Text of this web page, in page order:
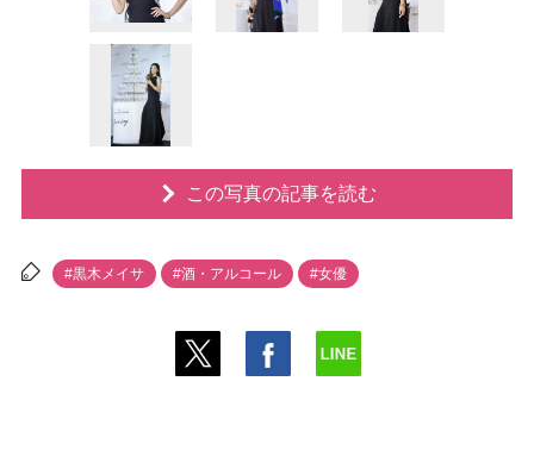
この写真の記事を読む
#黒木メイサ #酒・アルコール #女優